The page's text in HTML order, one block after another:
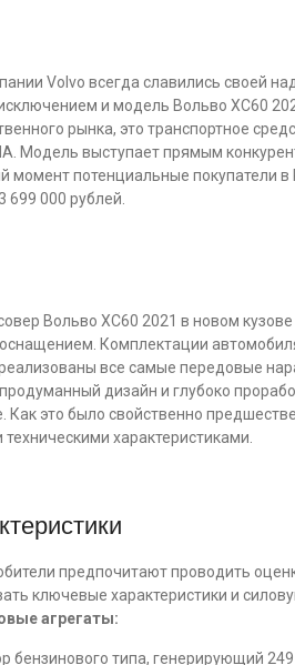
Volvo всегда славились своей
и модель Вольво ХС60
рынка, это транспортное
Модель выступает прямым
момент потенциальные покупатели
699 000 рублей.
Вольво ХС60 2021 в новом
Комплектации
все самые передовые
дизайн и глубоко
Как это было свойственно
характеристиками.
предпочитают проводить
ключевые характеристики и
агрегаты:
бензинового типа, генерирующий